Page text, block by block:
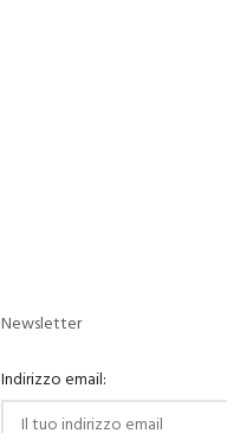
Newsletter
Indirizzo email: